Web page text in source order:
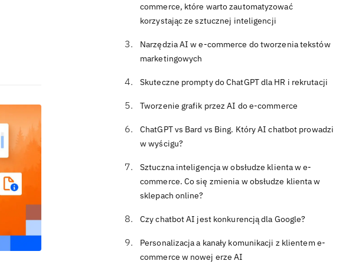
commerce, które warto zautomatyzować
korzystając ze sztucznej inteligencji
Narzędzia AI w e-commerce do tworzenia tekstów
marketingowych
Skuteczne prompty do ChatGPT dla HR i rekrutacji
Tworzenie grafik przez AI do e-commerce
ChatGPT vs Bard vs Bing. Który AI chatbot prowadzi
w wyścigu?
Sztuczna inteligencja w obsłudze klienta w e-
commerce. Co się zmienia w obsłudze klienta w
sklepach online?
Czy chatbot AI jest konkurencją dla Google?
Personalizacja a kanały komunikacji z klientem e-
commerce w nowej erze AI